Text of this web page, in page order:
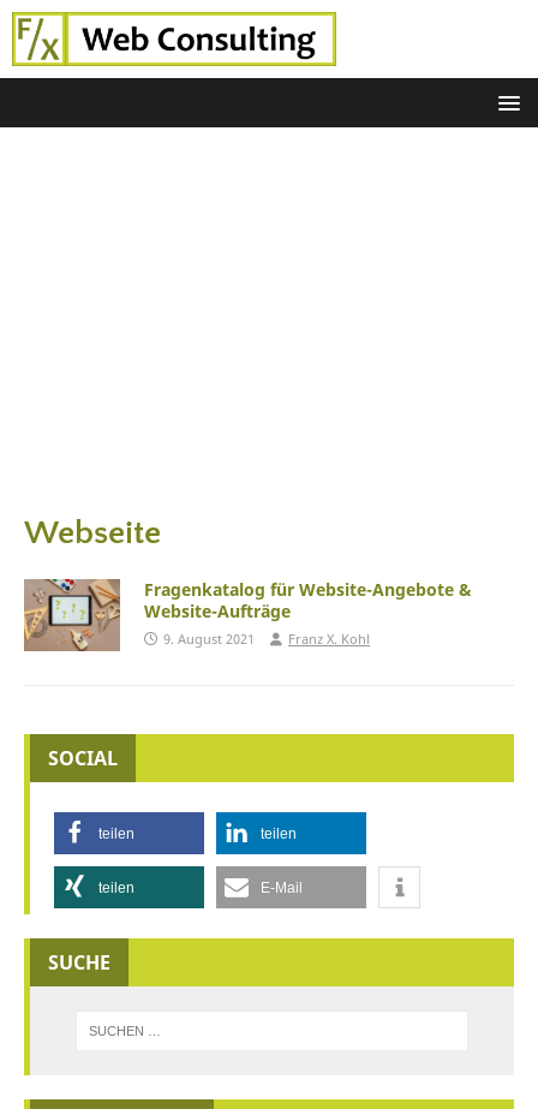
Webseite
Fragenkatalog für Website-Angebote &
Website-Aufträge
9. August 2021 Franz X. Kohl
SOCIAL
teilen teilen
teilen E-Mail
SUCHE